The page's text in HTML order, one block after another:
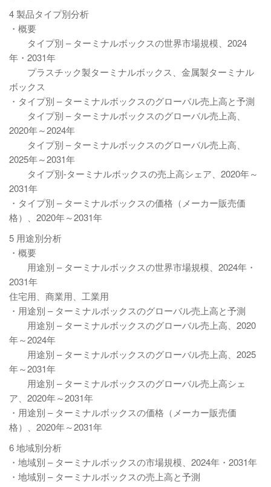
4 製品タイプ別分析
・概要
タイプ別 – ターミナルボックスの世界市場規模、2024
年・2031年
プラスチック製ターミナルボックス、金属製ターミナル
ボックス
・タイプ別 – ターミナルボックスのグローバル売上高と予測
タイプ別 – ターミナルボックスのグローバル売上高、
2020年～2024年
タイプ別 – ターミナルボックスのグローバル売上高、
2025年～2031年
タイプ別-ターミナルボックスの売上高シェア、2020年～
2031年
・タイプ別 – ターミナルボックスの価格（メーカー販売価
格）、2020年～2031年
5 用途別分析
・概要
用途別 – ターミナルボックスの世界市場規模、2024年・
2031年
住宅用、商業用、工業用
・用途別 – ターミナルボックスのグローバル売上高と予測
用途別 – ターミナルボックスのグローバル売上高、2020
年～2024年
用途別 – ターミナルボックスのグローバル売上高、2025
年～2031年
用途別 – ターミナルボックスのグローバル売上高シェ
ア、2020年～2031年
・用途別 – ターミナルボックスの価格（メーカー販売価
格）、2020年～2031年
6 地域別分析
・地域別 – ターミナルボックスの市場規模、2024年・2031年
・地域別 – ターミナルボックスの売上高と予測